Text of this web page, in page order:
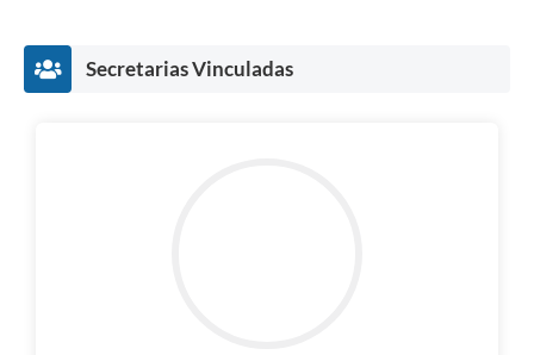
Secretarias Vinculadas